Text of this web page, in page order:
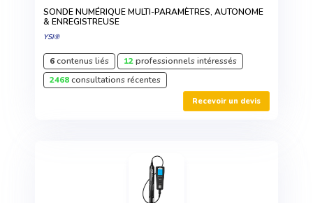
SONDE NUMÉRIQUE MULTI-PARAMÈTRES, AUTONOME
& ENREGISTREUSE
YSI®
6contenus liés 12professionnels intéressés
2468consultations récentes
Recevoir un devis